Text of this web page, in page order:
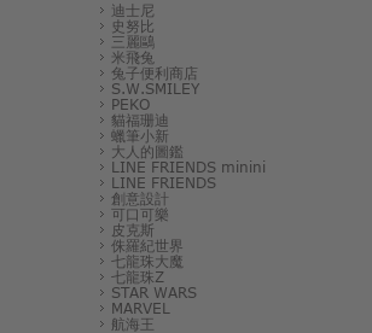
迪士尼
史努比
三麗鷗
米飛兔
兔子便利商店
S.W.SMILEY
PEKO
貓福珊迪
蠟筆小新
大人的圖鑑
LINE FRIENDS minini
LINE FRIENDS
創意設計
可口可樂
皮克斯
侏羅紀世界
七龍珠大魔
七龍珠Z
STAR WARS
MARVEL
航海王